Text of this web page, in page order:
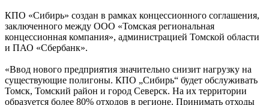
КПО «Сибирь» создан в рамках концессионного соглашения,
заключенного между ООО «Томская региональная
концессионная компания», администрацией Томской области
и ПАО «Сбербанк».
«Ввод нового предприятия значительно снизит нагрузку на
существующие полигоны. КПО „Сибирь“ будет обслуживать
Томск, Томский район и город Северск. На их территории
образуется более 80% отходов в регионе. Принимать отходы